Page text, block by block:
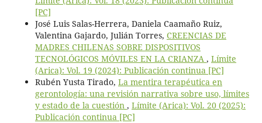
[PC]
José Luis Salas-Herrera, Daniela Caamaño Ruiz,
Valentina Gajardo, Julián Torres, CREENCIAS DE
MADRES CHILENAS SOBRE DISPOSITIVOS
TECNOLÓGICOS MÓVILES EN LA CRIANZA , Límite
(Arica): Vol. 19 (2024): Publicación continua [PC]
Rubén Yusta Tirado, La mentira terapéutica en
gerontología: una revisión narrativa sobre uso, límites
y estado de la cuestión , Límite (Arica): Vol. 20 (2025):
Publicación continua [PC]